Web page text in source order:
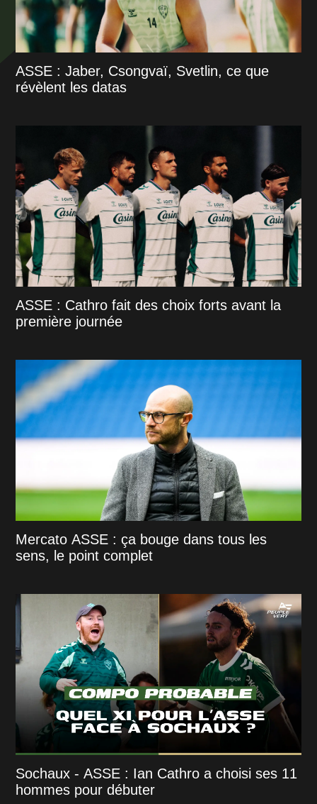
ASSE : Jaber, Csongvaï, Svetlin, ce que
révèlent les datas
ASSE : Cathro fait des choix forts avant la
première journée
Mercato ASSE : ça bouge dans tous les
sens, le point complet
Sochaux - ASSE : Ian Cathro a choisi ses 11
hommes pour débuter